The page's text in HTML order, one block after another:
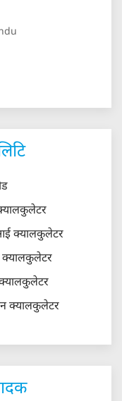
क्यालकुलेटर
क्यालकुलेटर
क्यालकुलेटर